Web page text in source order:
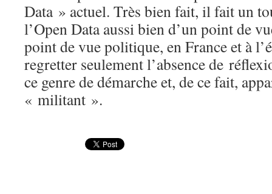
Data » actuel. Très bien fait, il fait un
l’Open Data aussi bien d’un point de
point de vue politique, en France et à
regretter seulement l’absence de
ce genre de démarche et, de ce fait,
« militant ».